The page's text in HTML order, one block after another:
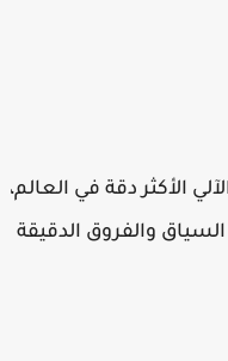
الأكثر دقة في العالم،
والفروق الدقيقة